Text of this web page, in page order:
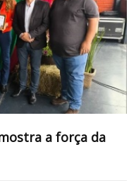
a força da